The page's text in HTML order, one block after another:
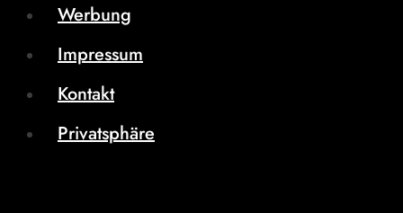
Werbung
Impressum
Kontakt
Privatsphäre